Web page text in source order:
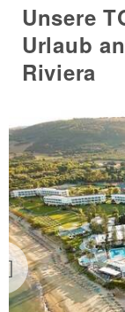
Unsere
Urlaub
Riviera
Previous